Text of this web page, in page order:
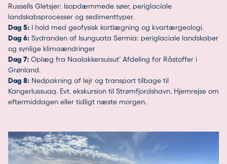
Russells Gletsjer: Isopdæmmede søer, periglaciale
landskabsprocesser og sedimenttyper.
Dag 5: I hold med geofysisk kortlægning og kvartærgeologi.
Dag 6: Sydranden af Isunguata Sermia: periglaciale landskaber
og synlige klimaændringer
Dag 7: Oplæg fra Naalakkersuisut’ Afdeling for Råstoffer i
Grønland.
Dag 8: Nedpakning af lejr og transport tilbage til
Kangerlussuaq. Evt. ekskursion til Strømfjordshavn. Hjemrejse om
eftermiddagen eller tidligt næste morgen.